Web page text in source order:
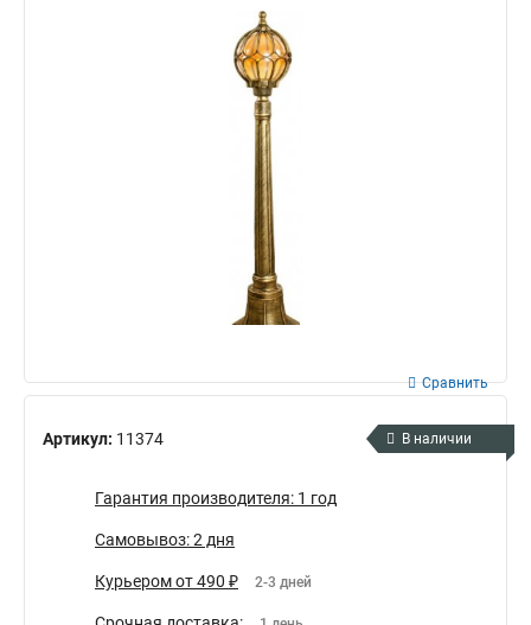
Артикул: 11374
Сравнить
В наличии
Гарантия производителя: 1 год
Самовывоз: 2 дня
Курьером от 490 ₽ 2-3 дней